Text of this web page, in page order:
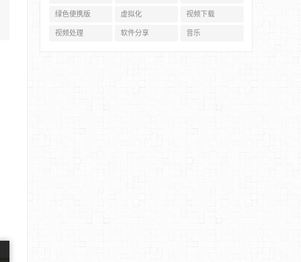
绿色便携版 虚拟化 视频下载
视频处理 软件分享 音乐